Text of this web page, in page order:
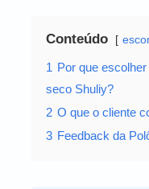
Conteúdo
1 Por que
seco Shuliy?
2 O que o cliente
3 Feedback da